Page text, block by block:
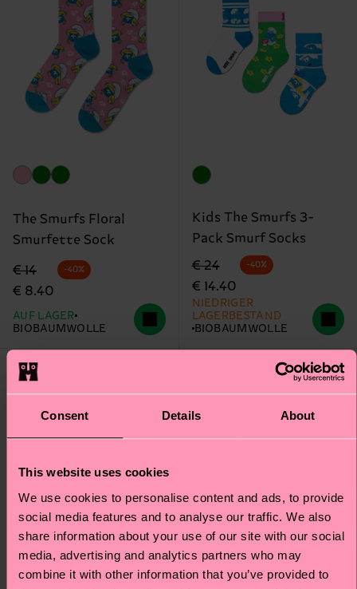
Consent Details About
This website uses cookies
We use cookies to personalise content and ads, to provide
social media features and to analyse our traffic. We also
share information about your use of our site with our social
media, advertising and analytics partners who may
combine it with other information that you’ve provided to
The Smurfs Floral
Smurfette Sock
Originalpreis
€ 14
Reduzierter Preis
€ 8.40
-40%
AUF LAGER
BIOBAUMWOLLE
Kids The Smurfs 3-
Pack Smurf Socks
Originalpreis
€ 24
Reduzierter Preis
€ 14.40
-40%
NIEDRIGER
LAGERBESTAND
BIOBAUMWOLLE
Special
Edition